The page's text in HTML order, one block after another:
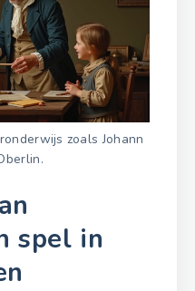
zoals Johann
spel in